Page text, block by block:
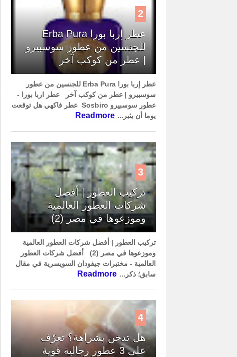
2
عطر إربا بورا Erba Pura
للجنسين من عطور سوسبيرو
| عطر من كوكب آخر
عطر إربا بورا Erba Pura للجنسين من عطور
سوسبيرو | عطر من كوكب آخر عطر اربا بورا -
عطور سوسبيرو Sosbiro عطر فاكهي هل توقعت
يوما أن يثير... Readmore
3
تركيب العطور | أفضل
شركات العطور العالمية
وموزعوها في مصر (2)
تركيب العطور | أفضل شركات العطور العالمية
وموزعوها في مصر (2) أفضل شركات العطور
العالمية - مختبرات جيفودان السويسرية في مقال
سابق؛ ذكر... Readmore
4
هل تدخن بشراهة؟ تعرّف
على 3 عطور رجالية قوية